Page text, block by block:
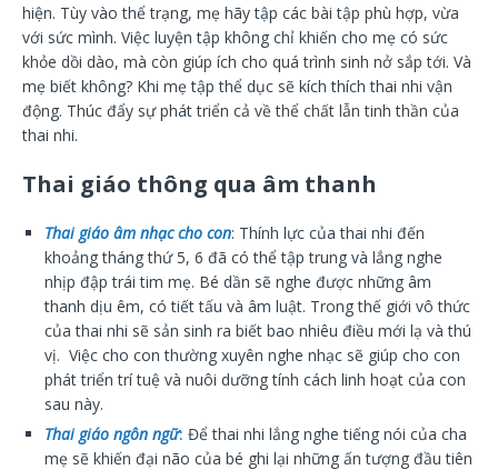
hiện. Tùy vào thể trạng, mẹ hãy tập các bài tập phù hợp, vừa
với sức mình. Việc luyện tập không chỉ khiến cho mẹ có sức
khỏe dồi dào, mà còn giúp ích cho quá trình sinh nở sắp tới. Và
mẹ biết không? Khi mẹ tập thể dục sẽ kích thích thai nhi vận
động. Thúc đẩy sự phát triển cả về thể chất lẫn tinh thần của
thai nhi.
Thai giáo thông qua âm thanh
Thai giáo âm nhạc cho con: Thính lực của thai nhi đến
khoảng tháng thứ 5, 6 đã có thể tập trung và lắng nghe
nhịp đập trái tim mẹ. Bé dần sẽ nghe được những âm
thanh dịu êm, có tiết tấu và âm luật. Trong thế giới vô thức
của thai nhi sẽ sản sinh ra biết bao nhiêu điều mới lạ và thú
vị. Việc cho con thường xuyên nghe nhạc sẽ giúp cho con
phát triển trí tuệ và nuôi dưỡng tính cách linh hoạt của con
sau này.
Thai giáo ngôn ngữ: Để thai nhi lắng nghe tiếng nói của cha
mẹ sẽ khiến đại não của bé ghi lại những ấn tượng đầu tiên